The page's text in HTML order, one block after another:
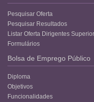
Pesquisar Oferta
Pesquisar Resultados
Listar Oferta Dirigentes
Formulários
Bolsa de Emprego Público
Diploma
Objetivos
Funcionalidades